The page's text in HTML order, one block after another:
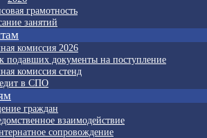
грамотность
занятий
комиссия 2026
подавших документы на поступление
комиссия стенд
в СПО
граждан
взаимодействие
сопровождение